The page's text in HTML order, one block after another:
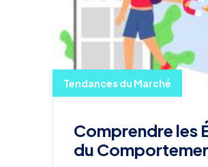
Tendances du Marché
Comprendre les
du